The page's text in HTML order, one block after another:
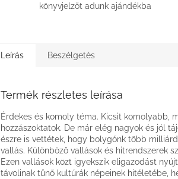
könyvjelzőt adunk ajándékba
Leírás Beszélgetés
Termék részletes leírása
Érdekes és komoly téma. Kicsit komolyabb,
hozzászoktatok. De már elég nagyok és jól
észre is vettétek, hogy bolygónk több
vallás. Különböző vallások és hitrendszerek
Ezen vallások közt igyekszik eligazodást
távolinak tűnő kultúrák népeinek hitéletébe,